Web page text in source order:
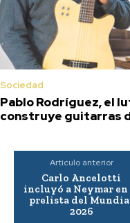
Sociedad
Pablo Rodríguez, el
construye guitarras
Artículo anterior
Carlo Ancelotti
incluyó a Neymar en
prelista del
2026